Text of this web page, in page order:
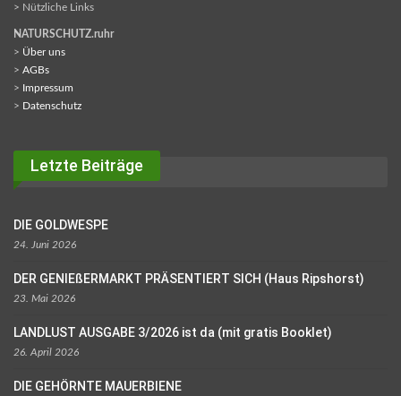
> Nützliche Links
NATURSCHUTZ.ruhr
> Über uns
> AGBs
> Impressum
> Datenschutz
Letzte Beiträge
DIE GOLDWESPE
24. Juni 2026
DER GENIEßERMARKT PRÄSENTIERT SICH (Haus Ripshorst)
23. Mai 2026
LANDLUST AUSGABE 3/2026 ist da (mit gratis Booklet)
26. April 2026
DIE GEHÖRNTE MAUERBIENE